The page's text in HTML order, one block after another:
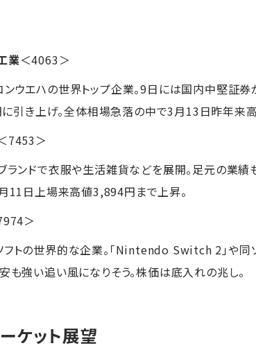
業＜4063＞
ウエハの世界トップ企業。9日には国内中堅証
引き上げ。全体相場急落の中で3月13日昨年来
7453＞
ブランドで衣服や生活雑貨などを展開。足元の
11日上場来高値3,894円まで上昇。
＞
トの世界的な企業。「Nintendo Switch 2」や同
も強い追い風になりそう。株価は底入れの兆し。
ケット展望